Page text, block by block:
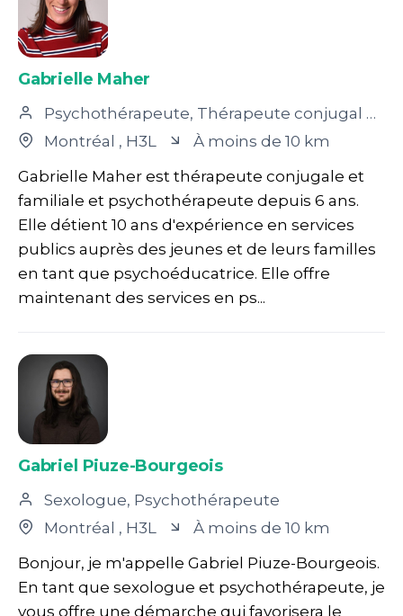
Gabrielle Maher
Psychothérapeute, Thérapeute conjugal et familial
Montréal , H3L
À moins de 10 km
Gabrielle Maher est thérapeute conjugale et
familiale et psychothérapeute depuis 6 ans.
Elle détient 10 ans d'expérience en services
publics auprès des jeunes et de leurs familles
en tant que psychoéducatrice. Elle offre
maintenant des services en ps...
Gabriel Piuze-Bourgeois
Sexologue, Psychothérapeute
Montréal , H3L
À moins de 10 km
Bonjour, je m'appelle Gabriel Piuze-Bourgeois.
En tant que sexologue et psychothérapeute, je
vous offre une démarche qui favorisera le